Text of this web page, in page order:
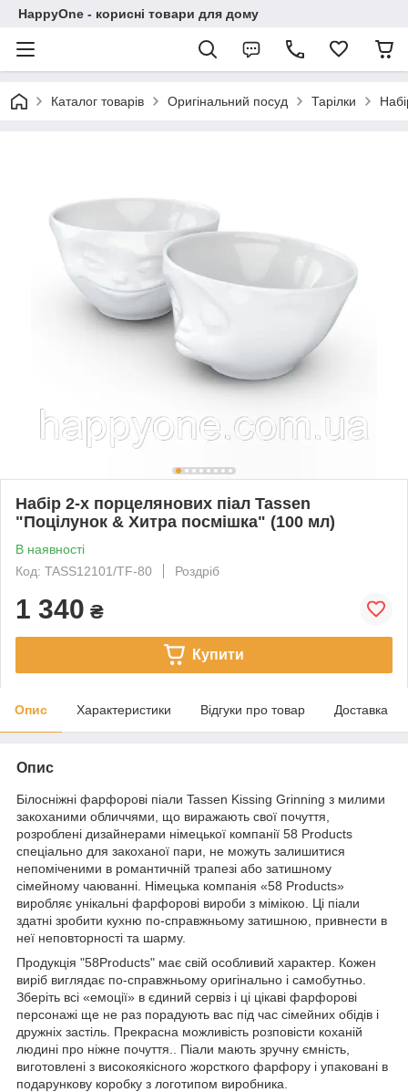
HappyOne - корисні товари для дому
Каталог товарів Оригінальний посуд Тарілки
Набір 2-х порцелянових піал Tassen
"Поцілунок & Хитра посмішка" (100 мл)
В наявності
Код: TASS12101/TF-80
Роздріб
1 340 ₴
Купити
Опис Характеристики Відгуки про товар Доставка
Опис
Білосніжні фарфорові піали Tassen Kissing Grinning з милими
закоханими обличчями, що виражають свої почуття,
розроблені дизайнерами німецької компанії 58 Products
спеціально для закоханої пари, не можуть залишитися
непоміченими в романтичній трапезі або затишному
сімейному чаюванні. Німецька компанія «58 Products»
виробляє унікальні фарфорові вироби з мімікою. Ці піали
здатні зробити кухню по-справжньому затишною, привнести в
неї неповторності та шарму.
Продукція "58Products" має свій особливий характер. Кожен
виріб виглядає по-справжньому оригінально і самобутньо.
Зберіть всі «емоції» в єдиний сервіз і ці цікаві фарфорові
персонажі ще не раз порадують вас під час сімейних обідів і
дружніх застіль. Прекрасна можливість розповісти коханій
людині про ніжне почуття.. Піали мають зручну ємність,
виготовлені з високоякісного жорсткого фарфору і упаковані в
подарункову коробку з логотипом виробника.